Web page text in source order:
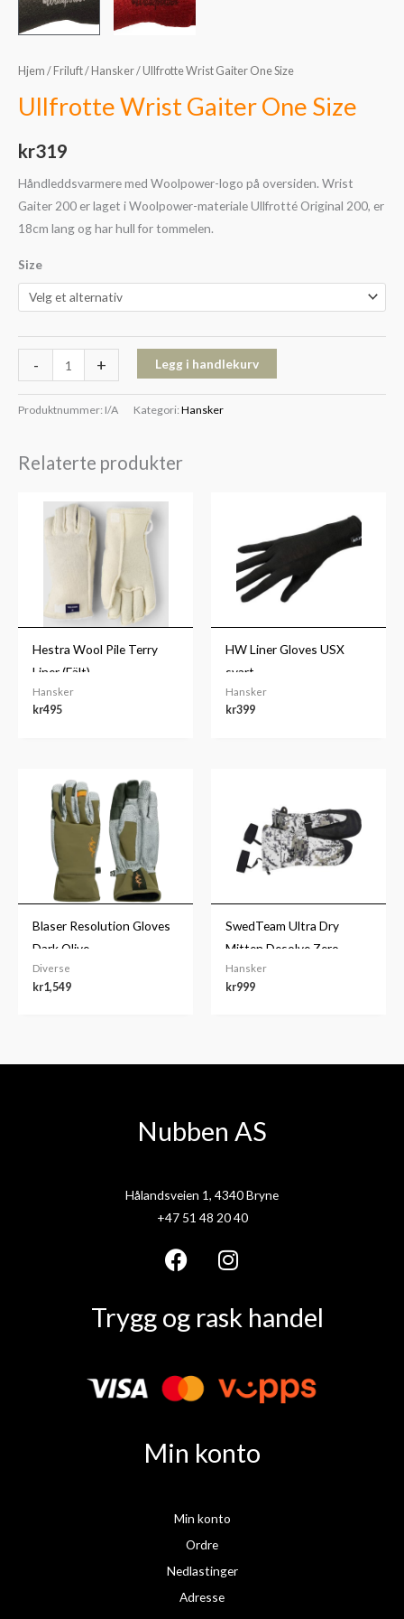
Hjem / Friluft/ Hansker/ Ullfrotte Wrist Gaiter One Size
Ullfrotte Wrist Gaiter One Size
kr319
Håndleddsvarmere med Woolpower-logo på oversiden. Wrist
Gaiter 200 er laget i Woolpower-materiale Ullfrotté Original 200, er
18cm lang og har hull for tommelen.
Size
- + Legg i handlekurv
Produktnummer: I/A Kategori: Hansker
Relaterte produkter
Hestra Wool Pile Terry
Liner (Fält)
Hansker
kr495
HW Liner Gloves USX
svart
Hansker
kr399
Blaser Resolution Gloves
Dark Olive
Diverse
kr1,549
SwedTeam Ultra Dry
Mitten Desolve Zero
Hansker
kr999
Nubben AS
Hålandsveien 1, 4340 Bryne
+47 51 48 20 40
F
c
b
o
I
n
s
g
m
Trygg og rask handel
Min konto
Min konto
Ordre
Nedlastinger
Adresse